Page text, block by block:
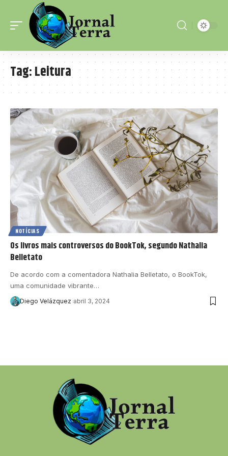
Tag:Leitura
NOTÍCIAS
Os livros mais controversos do BookTok, segundo Nathalia
Belletato
De acordo com a comentadora Nathalia Belletato, o BookTok,
uma comunidade vibrante…
Diego Velázquez abril 3, 2024